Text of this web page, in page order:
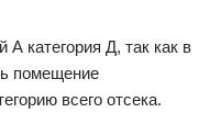
категория Д, так как в
помещение
всего отсека.